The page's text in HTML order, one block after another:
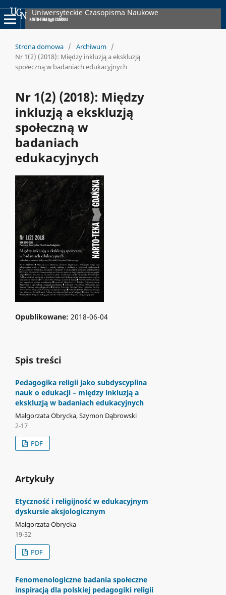
Uniwersyteckie Czasopisma Naukowe
Strona domowa / Archiwum /
Nr 1(2) (2018): Między inkluzją a ekskluzją
społeczną w badaniach edukacyjnych
Nr 1(2) (2018): Między
inkluzją a ekskluzją
społeczną w
badaniach
edukacyjnych
Opublikowane: 2018-06-04
Spis treści
Pedagogika religii jako subdyscyplina
nauk o edukacji – między inkluzją a
ekskluzją w badaniach edukacyjnych
Małgorzata Obrycka, Szymon Dąbrowski
2-17
PDF
Artykuły
Etyczność i religijność w edukacyjnym
dyskursie aksjologicznym
Małgorzata Obrycka
19-32
PDF
Fenomenologiczne badania społeczne
inspiracją dla polskiej pedagogiki religii